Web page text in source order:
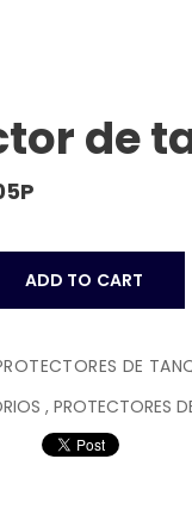
de
ADD TO CART
DE
, PROTECTORES